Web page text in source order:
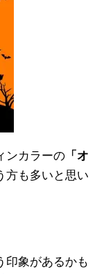
ンカラーの 「オ
方も多いと思い
印象があるかも